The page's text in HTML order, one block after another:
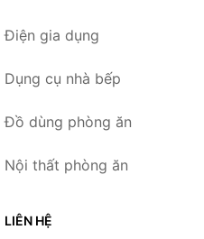
Điện gia dụng
Dụng cụ nhà bếp
Đồ dùng phòng ăn
Nội thất phòng ăn
LIÊN HỆ